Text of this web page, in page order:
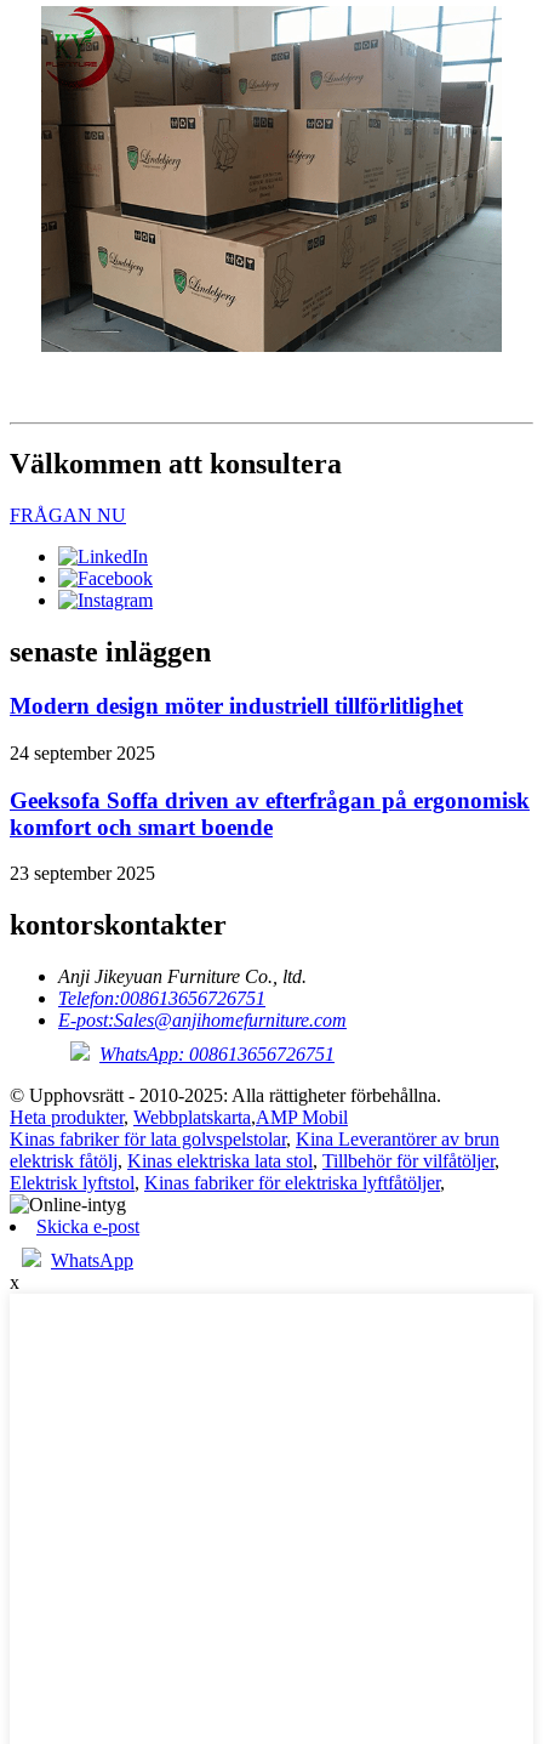
Välkommen att konsultera
FRÅGAN NU
senaste inläggen
Modern design möter industriell tillförlitlighet
24 september 2025
Geeksofa Soffa driven av efterfrågan på ergonomisk
komfort och smart boende
23 september 2025
kontorskontakter
Anji Jikeyuan Furniture Co., ltd.
Telefon:008613656726751
E-post:Sales@anjihomefurniture.com
WhatsApp: 008613656726751
© Upphovsrätt - 2010-2025: Alla rättigheter förbehållna.
Heta produkter, Webbplatskarta,AMP Mobil
Kinas fabriker för lata golvspelstolar, Kina Leverantörer av brun
elektrisk fåtölj, Kinas elektriska lata stol, Tillbehör för vilfåtöljer,
Elektrisk lyftstol, Kinas fabriker för elektriska lyftfåtöljer,
Skicka e-post
WhatsApp
x